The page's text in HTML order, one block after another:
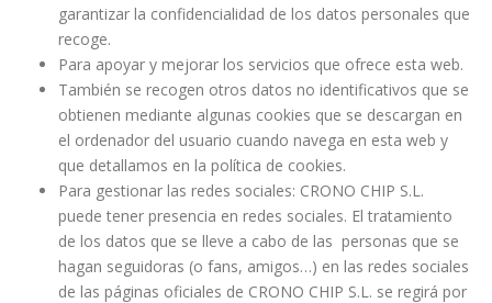
garantizar la confidencialidad de los datos personales que
recoge.
Para apoyar y mejorar los servicios que ofrece esta web.
También se recogen otros datos no identificativos que se
obtienen mediante algunas cookies que se descargan en
el ordenador del usuario cuando navega en esta web y
que detallamos en la política de cookies.
Para gestionar las redes sociales: CRONO CHIP S.L.
puede tener presencia en redes sociales. El tratamiento
de los datos que se lleve a cabo de las personas que se
hagan seguidoras (o fans, amigos…) en las redes sociales
de las páginas oficiales de CRONO CHIP S.L. se regirá por